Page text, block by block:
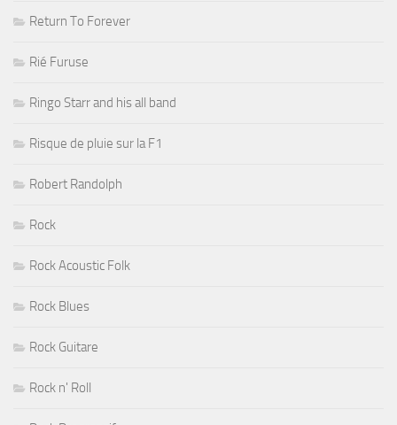
Return To Forever
Rié Furuse
Ringo Starr and his all band
Risque de pluie sur la F1
Robert Randolph
Rock
Rock Acoustic Folk
Rock Blues
Rock Guitare
Rock n' Roll